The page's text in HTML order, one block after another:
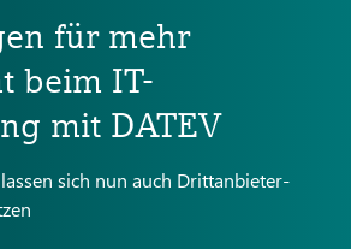
für mehr
beim IT-
mit DATEV
sich nun auch Drittanbieter-